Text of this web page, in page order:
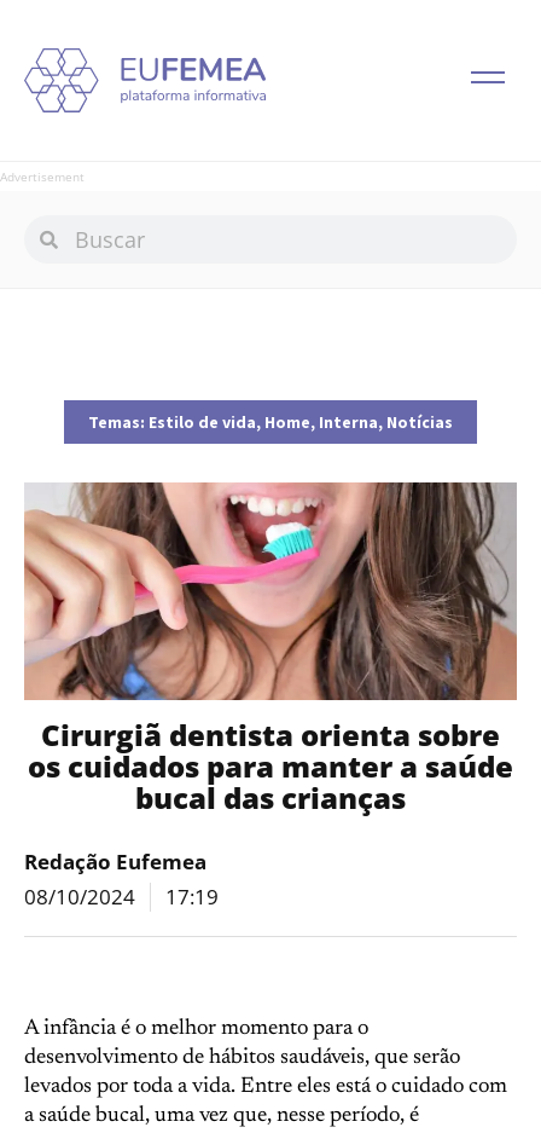
Advertisement
Temas: Estilo de vida, Home, Interna, Notícias
Cirurgiã dentista orienta sobre
os cuidados para manter a saúde
bucal das crianças
Redação Eufemea
08/10/2024
17:19
A infância é o melhor momento para o
desenvolvimento de hábitos saudáveis, que serão
levados por toda a vida. Entre eles está o cuidado com
a saúde bucal, uma vez que, nesse período, é